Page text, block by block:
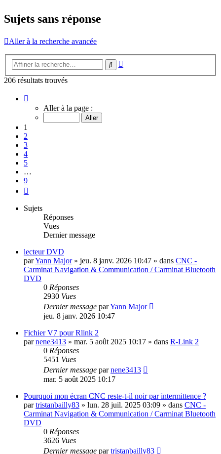
Sujets sans réponse
Aller à la recherche avancée
Rechercher
206 résultats trouvés
sur
Aller à la page :
1
2
3
4
5
…
9
Sujets
Réponses
Vues
Dernier message
lecteur DVD
parYann Major» jeu. 8 janv. 2026 10:47 » dans CNC -
Carminat Navigation & Communication / Carminat Bluetooth
DVD
0 Réponses
2930 Vues
Dernier message parYann Major
jeu. 8 janv. 2026 10:47
Fichier V7 pour Rlink 2
parnene3413 » mar. 5 août 2025 10:17 » dans R-Link 2
0 Réponses
5451 Vues
Dernier message parnene3413
mar. 5 août 2025 10:17
Pourquoi mon écran CNC reste-t-il noir par intermittence ?
partristanbailly83 » lun. 28 juil. 2025 03:09 » dans CNC -
Carminat Navigation & Communication / Carminat Bluetooth
DVD
0 Réponses
3626 Vues
Dernier message partristanbailly83